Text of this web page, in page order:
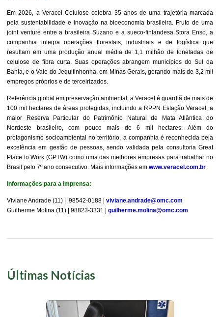
Em 2026, a Veracel Celulose celebra 35 anos de uma trajetória marcada
pela sustentabilidade e inovação na bioeconomia brasileira. Fruto de uma
joint venture entre a brasileira Suzano e a sueco-finlandesa Stora Enso, a
companhia integra operações florestais, industriais e de logística que
resultam em uma produção anual média de 1,1 milhão de toneladas de
celulose de fibra curta. Suas operações abrangem municípios do Sul da
Bahia, e o Vale do Jequitinhonha, em Minas Gerais, gerando mais de 3,2 mil
empregos próprios e de terceirizados.
Referência global em preservação ambiental, a Veracel é guardiã de mais de
100 mil hectares de áreas protegidas, incluindo a RPPN Estação Veracel, a
maior Reserva Particular do Patrimônio Natural de Mata Atlântica do
Nordeste brasileiro, com pouco mais de 6 mil hectares. Além do
protagonismo socioambiental no território, a companhia é reconhecida pela
excelência em gestão de pessoas, sendo validada pela consultoria Great
Place to Work (GPTW) como uma das melhores empresas para trabalhar no
Brasil pelo 7º ano consecutivo. Mais informações em www.veracel.com.br
Informações para a imprensa:
Viviane Andrade (11) | 98542-0188 | viviane.andrade@omc.com
Guilherme Molina (11) | 98823-3331 | guilherme.molina@omc.com
Últimas Notícias